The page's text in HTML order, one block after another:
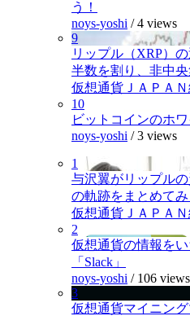
う！
noys-yoshi /4 views
9
リップル（XRP）
半数を割り、非中央
仮想通貨ＪＡＰＡ
10
ビットコインのホ
noys-yoshi /3 views
1
与沢翼がリップル
の軌跡をまとめてみ
仮想通貨ＪＡＰＡ
2
仮想通貨の情報を
「Slack」
noys-yoshi / 106 views
3
仮想通貨マイニン